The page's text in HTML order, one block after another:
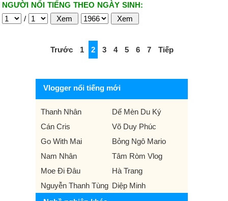
NGƯỜI NỔI TIẾNG THEO NGÀY SINH:
/
Trước 1 2 3 4 5 6 7 Tiếp
Vlogger nổi tiếng mới
Thanh Nhân
Dế Mèn Du Ký
Cán Cris
Võ Duy Phúc
Go With Mai
Bỏng Ngô Mario
Nam Nhân
Tâm Ròm Vlog
Moe Đi Đâu
Hà Trang
Nguyễn Thanh Tùng Diệp Minh